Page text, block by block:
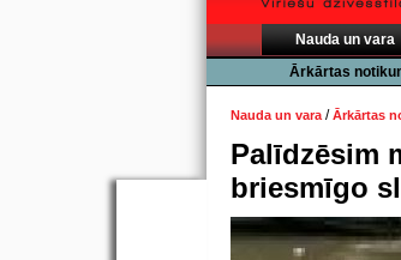
Nauda un vara
Ārkārtas
Nauda un vara/Ārkārtas
Palīdzēsim
briesmīgo